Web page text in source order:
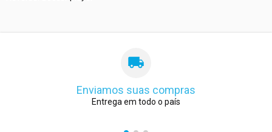
Enviamos suas compras
Entrega em todo o país